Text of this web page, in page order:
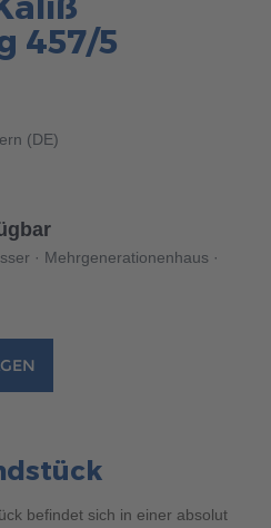
457/5
(DE)
· Mehrgenerationenhaus ·
befindet sich in einer absolut